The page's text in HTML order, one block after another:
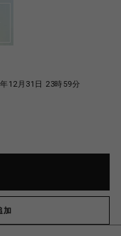
12月31日 23時59分
加